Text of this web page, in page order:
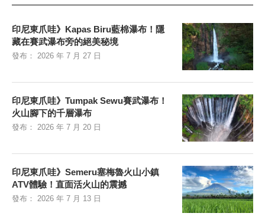
印尼東爪哇》Kapas Biru藍棉瀑布！隱
藏在賽武瀑布旁的絕美秘境
發布： 2026 年 7 月 27 日
印尼東爪哇》Tumpak Sewu賽武瀑布！
火山腳下的千層瀑布
發布： 2026 年 7 月 20 日
印尼東爪哇》Semeru塞梅魯火山小鎮
ATV體驗！直面活火山的震撼
發布： 2026 年 7 月 13 日